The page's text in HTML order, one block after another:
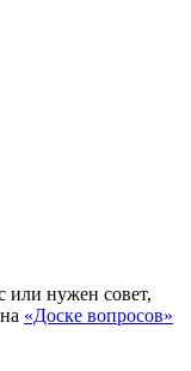
или нужен совет,
«Доске вопросов»